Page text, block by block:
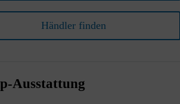
Händler finden
Ausstattung